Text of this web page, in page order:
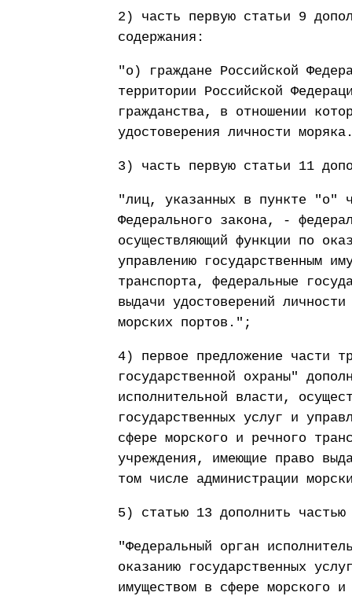
2) часть первую статьи 9
содержания:
"о) граждане Российской
территории Российской
гражданства, в отношении
удостоверения личности
3) часть первую статьи 11
"лиц, указанных в пункте "о"
Федерального закона, -
осуществляющий функции по
управлению государственным
транспорта, федеральные
выдачи удостоверений
морских портов.";
4) первое предложение части
государственной охраны"
исполнительной власти,
государственных услуг и
сфере морского и речного
учреждения, имеющие право
том числе администрации
5) статью 13 дополнить частью
"Федеральный орган
оказанию государственных
имуществом в сфере морского